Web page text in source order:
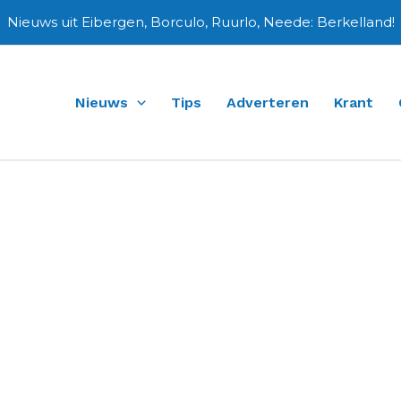
Nieuws uit Eibergen, Borculo, Ruurlo, Neede: Berkelland!
Nieuws Tips Adverteren Krant